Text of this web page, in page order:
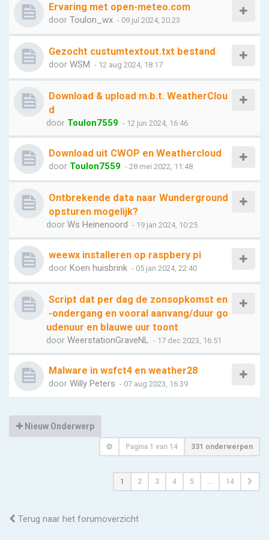
Ervaring met open-meteo.com
door Toulon_wx - 09 jul 2024, 20:23
Gezocht custumtextout.txt bestand
door WSM - 12 aug 2024, 18:17
Download & upload m.b.t. WeatherClou
d
door Toulon7559 - 12 jun 2024, 16:46
Download uit CWOP en Weathercloud
door Toulon7559 - 28 mei 2022, 11:48
Ontbrekende data naar Wunderground
opsturen mogelijk?
door Ws Heinenoord - 19 jan 2024, 10:25
weewx installeren op raspbery pi
door Koen huisbrink - 05 jan 2024, 22:40
Script dat per dag de zonsopkomst en
-ondergang en vooral aanvang/duur go
udenuur en blauwe uur toont
door WeerstationGraveNL - 17 dec 2023, 16:51
Malware in wsfct4 en weather28
door Willy Peters - 07 aug 2023, 16:39
Nieuw Onderwerp
Pagina 1 van 14 331 onderwerpen
1 2 3 4 5 … 14
Terug naar het forumoverzicht